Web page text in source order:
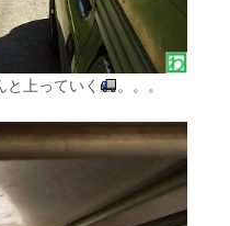
上っていく 。。。